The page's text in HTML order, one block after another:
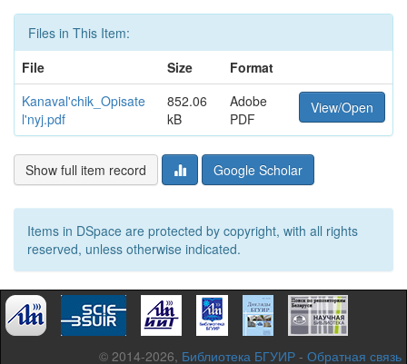
Files in This Item:
File
Size
Format
Kanaval'chik_Opisate
l'nyj.pdf
852.06
kB
Adobe
PDF
View/Open
Show full item record Google Scholar
Items in DSpace are protected by copyright, with all rights
reserved, unless otherwise indicated.
© 2014-2026, Библиотека БГУИР - Обратная связь